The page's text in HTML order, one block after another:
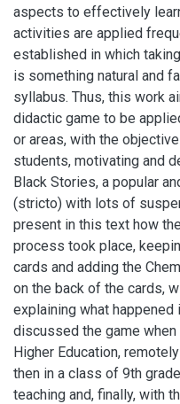
aspects to effectively
activities are applied
established in which
is something natural and
syllabus. Thus, this work
didactic game to be
or areas, with the
students, motivating and
Black Stories, a popular
(stricto) with lots of
present in this text how
process took place,
cards and adding the
on the back of the cards,
explaining what
discussed the game
Higher Education,
then in a class of 9th
teaching and, finally, with